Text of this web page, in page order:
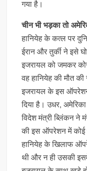
गया है।
चीन भी भड़का तो
हानियेह के कत्ल पर
ईरान और तुर्की ने इसे
इजरायल को जमकर
वह हानियेह की मौत
इजरायल के इस
दिया है। उधर,
विदेश मंत्री ब्लिंकन ने
की इस ऑपरेशन में कोई
हानियेह के खिलाफ
थी और न ही उसकी